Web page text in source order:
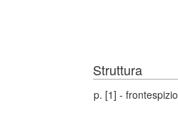
Struttura
p. [1] - frontespizio